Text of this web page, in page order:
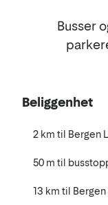
Busser
Beliggenhet
2 km til Bergen
50 m til
13 km til